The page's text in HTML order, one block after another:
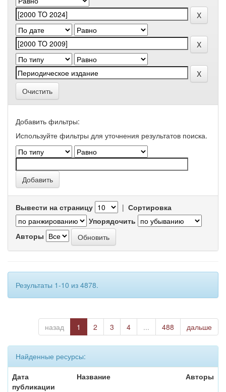
Очистить
Добавить фильтры:
Используйте фильтры для уточнения результатов поиска.
Вывести на страницу | Сортировка
Упорядочить
Авторы
Результаты 1-10 из 4878.
назад 1 2 3 4 ... 488 дальше
Найденные ресурсы:
Дата
публикации
Название Авторы